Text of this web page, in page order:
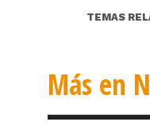
TEMAS
Más en